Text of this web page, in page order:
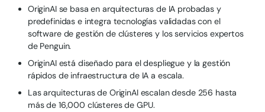
OriginAI se basa en arquitecturas de IA probadas y
predefinidas e integra tecnologías validadas con el
software de gestión de clústeres y los servicios expertos
de Penguin.
OriginAI está diseñado para el despliegue y la gestión
rápidos de infraestructura de IA a escala.
Las arquitecturas de OriginAI escalan desde 256 hasta
más de 16,000 clústeres de GPU.